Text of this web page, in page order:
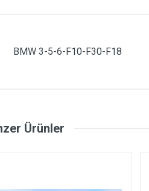
BMW 3-5-6-F10-F30-F18
Ürünler